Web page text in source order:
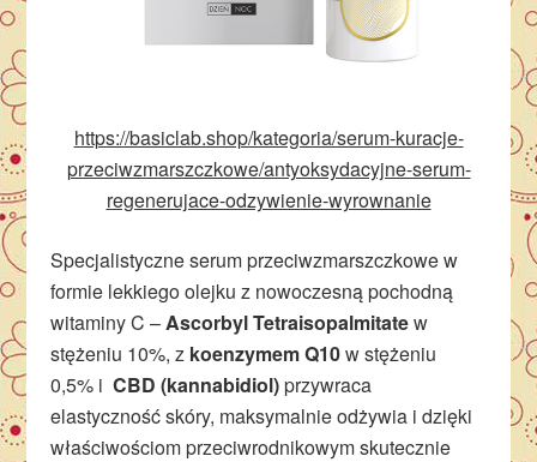
https://basiclab.shop/kategoria/serum-kuracje-
przeciwzmarszczkowe/antyoksydacyjne-serum-
regenerujace-odzywienie-wyrownanie
Specjalistyczne serum przeciwzmarszczkowe w
formie lekkiego olejku z nowoczesną pochodną
witaminy C –Ascorbyl Tetraisopalmitatew
stężeniu 10%, z koenzymem Q10w stężeniu
0,5% iCBD (kannabidiol)przywraca
elastyczność skóry, maksymalnie odżywia i dzięki
właściwościom przeciwrodnikowym skutecznie